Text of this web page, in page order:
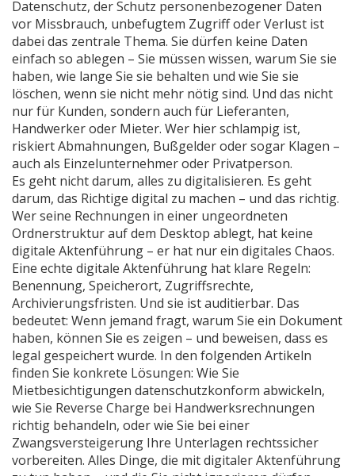
Datenschutz, der Schutz personenbezogener Daten
vor Missbrauch, unbefugtem Zugriff oder Verlust ist
dabei das zentrale Thema. Sie dürfen keine Daten
einfach so ablegen – Sie müssen wissen, warum Sie sie
haben, wie lange Sie sie behalten und wie Sie sie
löschen, wenn sie nicht mehr nötig sind. Und das nicht
nur für Kunden, sondern auch für Lieferanten,
Handwerker oder Mieter. Wer hier schlampig ist,
riskiert Abmahnungen, Bußgelder oder sogar Klagen –
auch als Einzelunternehmer oder Privatperson.
Es geht nicht darum, alles zu digitalisieren. Es geht
darum, das Richtige digital zu machen – und das richtig.
Wer seine Rechnungen in einer ungeordneten
Ordnerstruktur auf dem Desktop ablegt, hat keine
digitale Aktenführung – er hat nur ein digitales Chaos.
Eine echte digitale Aktenführung hat klare Regeln:
Benennung, Speicherort, Zugriffsrechte,
Archivierungsfristen. Und sie ist auditierbar. Das
bedeutet: Wenn jemand fragt, warum Sie ein Dokument
haben, können Sie es zeigen – und beweisen, dass es
legal gespeichert wurde. In den folgenden Artikeln
finden Sie konkrete Lösungen: Wie Sie
Mietbesichtigungen datenschutzkonform abwickeln,
wie Sie Reverse Charge bei Handwerksrechnungen
richtig behandeln, oder wie Sie bei einer
Zwangsversteigerung Ihre Unterlagen rechtssicher
vorbereiten. Alles Dinge, die mit digitaler Aktenführung